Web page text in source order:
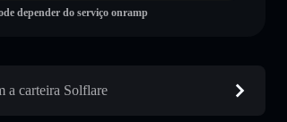
depender do serviço onramp
a carteira Solflare